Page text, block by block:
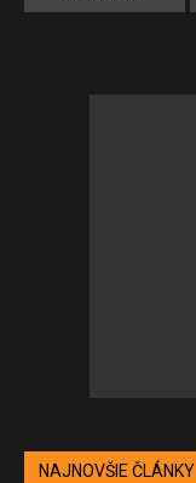
NAJNOVŠIE ČLÁNKY